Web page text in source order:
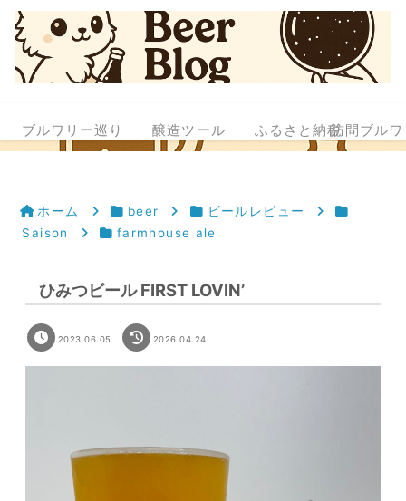
ブルワリー巡り 醸造ツール ふるさと納税訪問ブル
ホーム beer
ビールレビュー
Saison
farmhouse ale
ひみつビール FIRST LOVIN’
2023.06.05 2026.04.24